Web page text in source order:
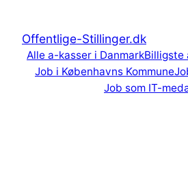
indholdOffentlige-Stillinger.dk
Alle a-kasser i DanmarkBilligste
Job i Københavns Kommune
Job som IT-